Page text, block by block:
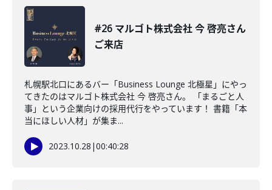
#26 マルゴト株式会社 今 啓亮さん
ご来店
札幌駅北口にあるバー「Business Lounge 北極星」にやっ
てきたのはマルゴト株式会社 今 啓亮さん。 「まるごと人
事」という企業向けの採用代行をやっています！ 書籍「本
当にほしい人材」が集ま...
2023.10.28 |00:40:28